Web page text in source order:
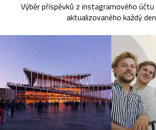
Výběr příspěvků z instagramového účtu
aktualizovaného každý den